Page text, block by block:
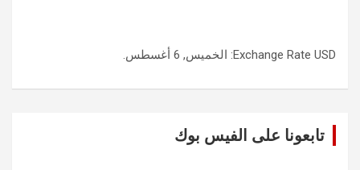
Exchange Rate USD : الخميس, 6 أغسطس.
تابعونا على الفيس بوك